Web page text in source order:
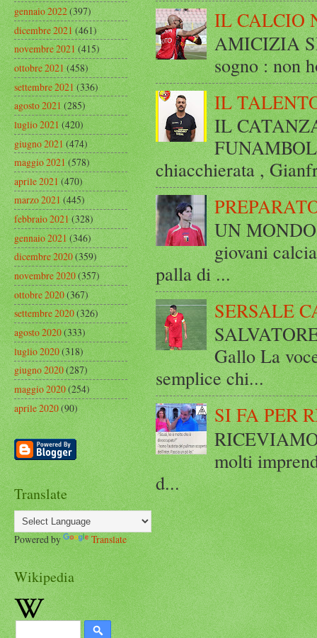
IL CALCIO
AMICIZIA
sogno : non
IL
IL
chiacchierata ,
UN
giovani
palla di ...
SERSALE
Gallo La
semplice chi...
SI FA PER
molti
d...
gennaio 2022(397)
dicembre 2021(461)
novembre 2021(415)
ottobre 2021(458)
settembre 2021(336)
agosto 2021(285)
luglio 2021(420)
giugno 2021(474)
maggio 2021(578)
aprile 2021(470)
marzo 2021(445)
febbraio 2021(328)
gennaio 2021(346)
dicembre 2020(359)
novembre 2020(357)
ottobre 2020(367)
settembre 2020(326)
agosto 2020(333)
luglio 2020(318)
giugno 2020(287)
maggio 2020(254)
aprile 2020(90)
Translate
Powered by Translate
Wikipedia